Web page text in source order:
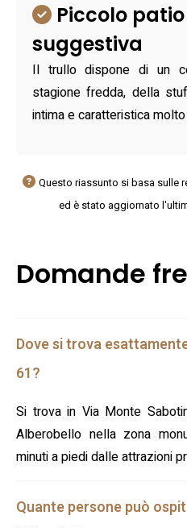
Piccolo
suggestiva
Il trullo dispone di un
stagione fredda, della
intima e caratteristica
Questo riassunto si basa sulle
ed è stato aggiornato
Domande
Dove si trova
61?
Si trova in Via Monte
Alberobello nella zona
minuti a piedi dalle attrazioni
Quante persone può